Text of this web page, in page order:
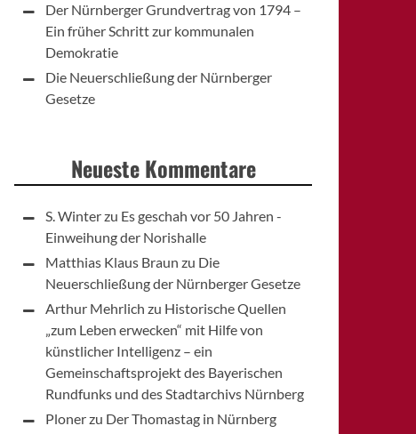
Der Nürnberger Grundvertrag von 1794 –
Ein früher Schritt zur kommunalen
Demokratie
Die Neuerschließung der Nürnberger
Gesetze
Neueste Kommentare
S. Winterzu Es geschah vor 50 Jahren -
Einweihung der Norishalle
Matthias Klaus Braun zu Die
Neuerschließung der Nürnberger Gesetze
Arthur Mehrlich zu Historische Quellen
„zum Leben erwecken“ mit Hilfe von
künstlicher Intelligenz – ein
Gemeinschaftsprojekt des Bayerischen
Rundfunks und des Stadtarchivs Nürnberg
Plonerzu Der Thomastag in Nürnberg